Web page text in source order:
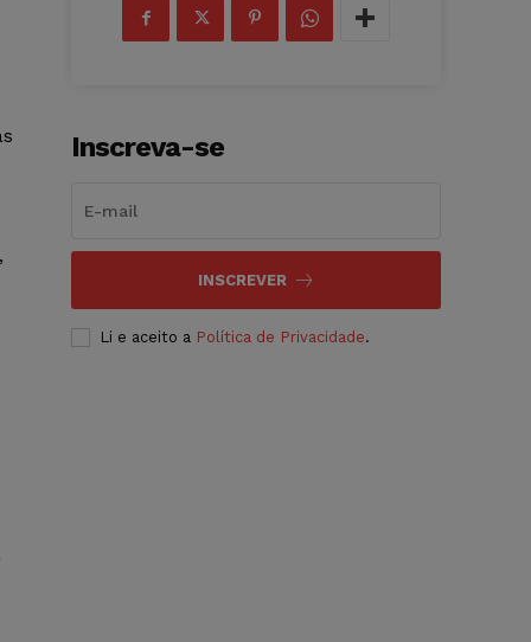
Inscreva-se
INSCREVER
Li e aceito a Política de Privacidade.